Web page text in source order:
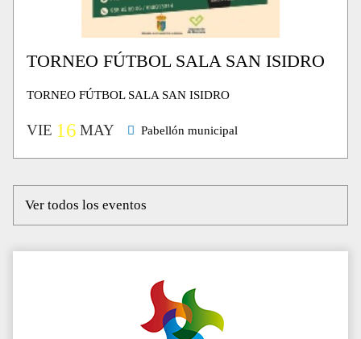
TORNEO FÚTBOL SALA SAN ISIDRO
TORNEO FÚTBOL SALA SAN ISIDRO
VIE 16 MAY Pabellón municipal
Ver todos los eventos